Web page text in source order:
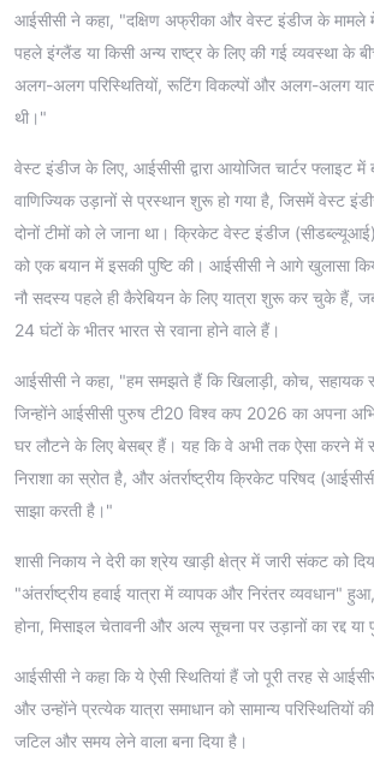
आईसीसी ने कहा, "दक्षिण अफ्रीका और वेस्ट इंडीज के मामले
पहले इंग्लैंड या किसी अन्य राष्ट्र के लिए की गई व्यवस्था के
अलग-अलग परिस्थितियों, रूटिंग विकल्पों और अलग-अलग
थी।"
वेस्ट इंडीज के लिए, आईसीसी द्वारा आयोजित चार्टर फ्लाइट में
वाणिज्यिक उड़ानों से प्रस्थान शुरू हो गया है, जिसमें वेस्ट
दोनों टीमों को ले जाना था। क्रिकेट वेस्ट इंडीज
को एक बयान में इसकी पुष्टि की। आईसीसी ने आगे खुलासा
नौ सदस्य पहले ही कैरेबियन के लिए यात्रा शुरू कर चुके हैं,
24 घंटों के भीतर भारत से रवाना होने वाले हैं।
आईसीसी ने कहा, "हम समझते हैं कि खिलाड़ी, कोच, सहायक
जिन्होंने आईसीसी पुरुष टी20 विश्व कप 2026 का अपना
घर लौटने के लिए बेसब्र हैं। यह कि वे अभी तक ऐसा करने में
निराशा का स्रोत है, और अंतर्राष्ट्रीय क्रिकेट परिषद
साझा करती है।"
शासी निकाय ने देरी का श्रेय खाड़ी क्षेत्र में जारी संकट को
"अंतर्राष्ट्रीय हवाई यात्रा में व्यापक और निरंतर व्यवधान"
होना, मिसाइल चेतावनी और अल्प सूचना पर उड़ानों का रद्द या
आईसीसी ने कहा कि ये ऐसी स्थितियां हैं जो पूरी तरह से
और उन्होंने प्रत्येक यात्रा समाधान को सामान्य परिस्थितियों
जटिल और समय लेने वाला बना दिया है।